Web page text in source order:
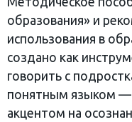
образования» и
использования в
создано как
говорить с
понятным языком —
акцентом на